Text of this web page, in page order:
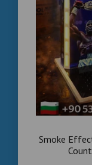
Smoke